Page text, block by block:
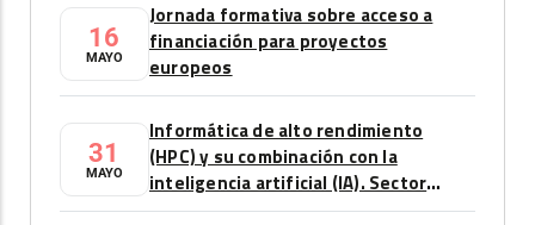
16
MAYO
Jornada formativa sobre acceso a
financiación para proyectos
europeos
31
MAYO
Informática de alto rendimiento
(HPC) y su combinación con la
inteligencia artificial (IA). Sector
automoción